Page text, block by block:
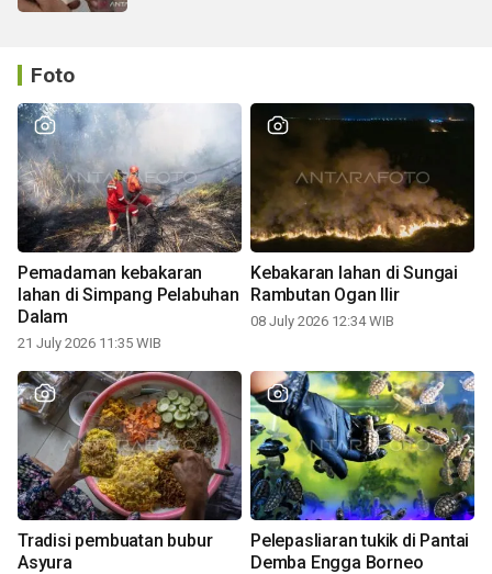
Foto
Pemadaman kebakaran
lahan di Simpang Pelabuhan
Dalam
21 July 2026 11:35 WIB
Kebakaran lahan di Sungai
Rambutan Ogan Ilir
08 July 2026 12:34 WIB
Tradisi pembuatan bubur
Asyura
Pelepasliaran tukik di Pantai
Demba Engga Borneo